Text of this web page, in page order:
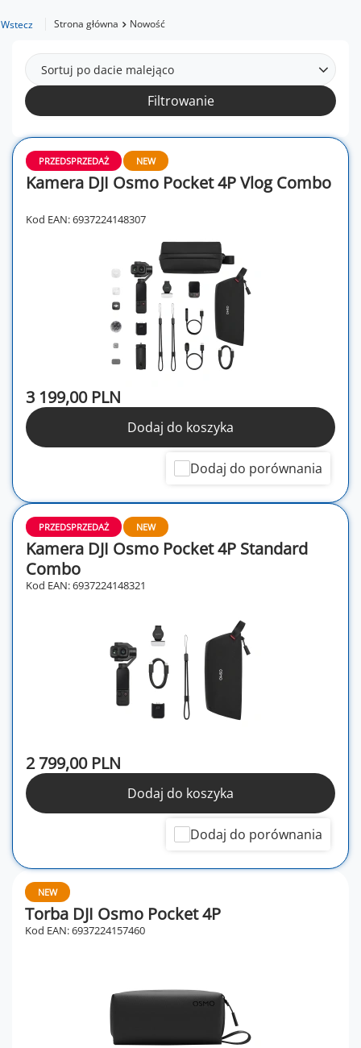
Wstecz Strona główna Nowość
Sortuj po dacie malejąco
Filtrowanie
NEW
Torba DJI Osmo Pocket 4P
Kod EAN: 6937224157460
PRZEDSPRZEDAŻ NEW
Kamera DJI Osmo Pocket 4P Vlog Combo
Kod EAN: 6937224148307
3 199,00 PLN
Dodaj do koszyka
Dodaj do porównania
PRZEDSPRZEDAŻ NEW
Kamera DJI Osmo Pocket 4P Standard
Combo
Kod EAN: 6937224148321
2 799,00 PLN
Dodaj do koszyka
Dodaj do porównania